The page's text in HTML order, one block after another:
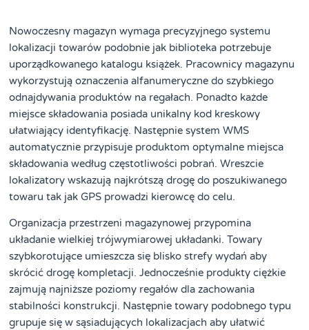
Nowoczesny magazyn wymaga precyzyjnego systemu
lokalizacji towarów podobnie jak biblioteka potrzebuje
uporządkowanego katalogu książek. Pracownicy magazynu
wykorzystują oznaczenia alfanumeryczne do szybkiego
odnajdywania produktów na regałach. Ponadto każde
miejsce składowania posiada unikalny kod kreskowy
ułatwiający identyfikację. Następnie system WMS
automatycznie przypisuje produktom optymalne miejsca
składowania według częstotliwości pobrań. Wreszcie
lokalizatory wskazują najkrótszą drogę do poszukiwanego
towaru tak jak GPS prowadzi kierowcę do celu.
Organizacja przestrzeni magazynowej przypomina
układanie wielkiej trójwymiarowej układanki. Towary
szybkorotujące umieszcza się blisko strefy wydań aby
skrócić drogę kompletacji. Jednocześnie produkty ciężkie
zajmują najniższe poziomy regałów dla zachowania
stabilności konstrukcji. Następnie towary podobnego typu
grupuje się w sąsiadujących lokalizacjach aby ułatwić